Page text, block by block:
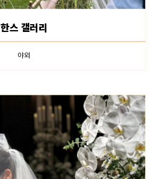
한스 갤러리
야외